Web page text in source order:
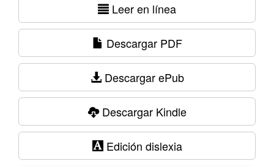
Leer en línea
Descargar PDF
Descargar ePub
Descargar Kindle
Edición dislexia